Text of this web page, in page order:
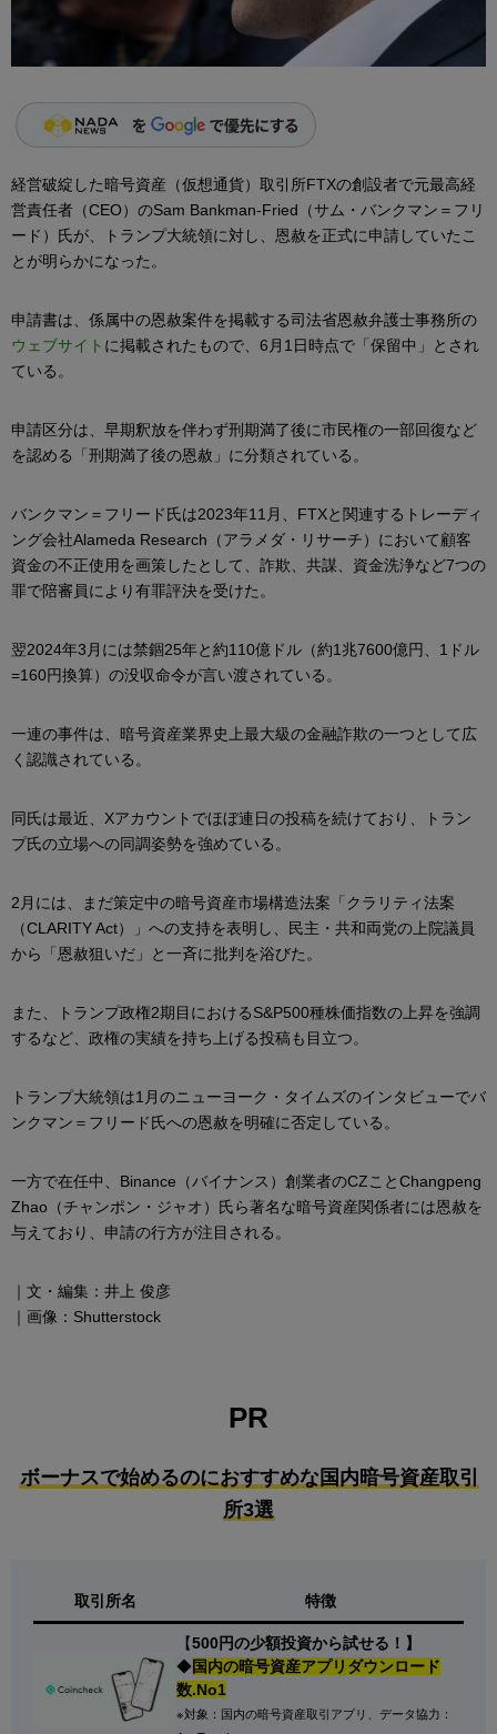
経営破綻した暗号資産（仮想通貨）取引所FTXの創設者で元最高経
営責任者（CEO）のSam Bankman-Fried（サム・バンクマン＝フリ
ード）氏が、トランプ大統領に対し、恩赦を正式に申請していたこ
とが明らかになった。
申請書は、係属中の恩赦案件を掲載する司法省恩赦弁護士事務所の
ウェブサイト に掲載されたもので、6月1日時点で「保留中」とされ
ている。
申請区分は、早期釈放を伴わず刑期満了後に市民権の一部回復など
を認める「刑期満了後の恩赦」に分類されている。
バンクマン＝フリード氏は2023年11月、FTXと関連するトレーディ
ング会社Alameda Research（アラメダ・リサーチ）において顧客
資金の不正使用を画策したとして、詐欺、共謀、資金洗浄など7つの
罪で陪審員により有罪評決を受けた。
翌2024年3月には禁錮25年と約110億ドル（約1兆7600億円、1ドル
=160円換算）の没収命令が言い渡されている。
一連の事件は、暗号資産業界史上最大級の金融詐欺の一つとして広
く認識されている。
同氏は最近、Xアカウントでほぼ連日の投稿を続けており、トラン
プ氏の立場への同調姿勢を強めている。
2月には、まだ策定中の暗号資産市場構造法案「クラリティ法案
（CLARITY Act）」への支持を表明し、民主・共和両党の上院議員
から「恩赦狙いだ」と一斉に批判を浴びた。
また、トランプ政権2期目におけるS&P500種株価指数の上昇を強調
するなど、政権の実績を持ち上げる投稿も目立つ。
トランプ大統領は1月のニューヨーク・タイムズのインタビューでバ
ンクマン＝フリード氏への恩赦を明確に否定している。
一方で在任中、Binance（バイナンス）創業者のCZことChangpeng
Zhao（チャンポン・ジャオ）氏ら著名な暗号資産関係者には恩赦を
与えており、申請の行方が注目される。
｜文・編集：井上 俊彦
｜画像：Shutterstock
PR
ボーナスで始めるのにおすすめな国内暗号資産取引
所3選
取引所名 特徴
【500円の少額投資から試せる！】
◆国内の暗号資産アプリダウンロード
数.No1
※対象：国内の暗号資産取引アプリ、データ協力：